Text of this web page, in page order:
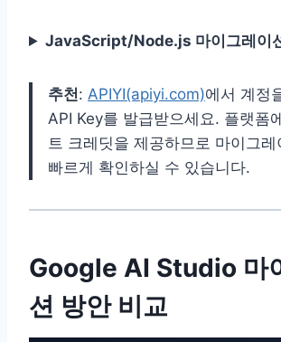
JavaScript/Node.js 마이그레이
추천: APIYI(apiyi.com)에서 계정
API Key를 발급받으세요. 플랫폼
트 크레딧을 제공하므로 마이그레
빠르게 확인하실 수 있습니다.
Google AI Studio 마
션 방안 비교